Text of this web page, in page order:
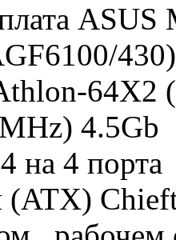
430)
64X2
4.5Gb
на 4 порта
(ATX)